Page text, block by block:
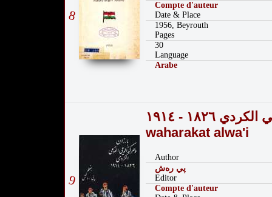
8
Compte d'auteur
Date & Place
1956, Beyrouth
Pages
30
Language
Arabe
9
بارزان وحركة الوعي القومي الكردي‬ ١٨٢٦ - ١٩١٤‬ Barzan
waharakat alwa'i
Author
پي رەش
Editor
Compte d'auteur